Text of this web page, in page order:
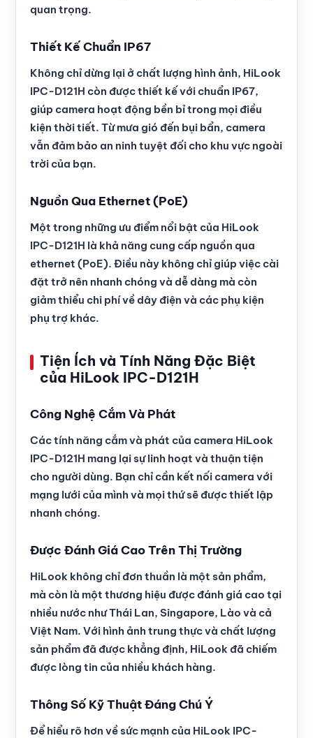
quan trọng.
Thiết Kế Chuẩn IP67
Không chỉ dừng lại ở chất lượng hình ảnh, HiLook
IPC-D121H còn được thiết kế với chuẩn IP67,
giúp camera hoạt động bền bỉ trong mọi điều
kiện thời tiết. Từ mưa gió đến bụi bẩn, camera
vẫn đảm bảo an ninh tuyệt đối cho khu vực ngoài
trời của bạn.
Nguồn Qua Ethernet (PoE)
Một trong những ưu điểm nổi bật của HiLook
IPC-D121H là khả năng cung cấp nguồn qua
ethernet (PoE). Điều này không chỉ giúp việc cài
đặt trở nên nhanh chóng và dễ dàng mà còn
giảm thiểu chi phí về dây điện và các phụ kiện
phụ trợ khác.
Tiện Ích và Tính Năng Đặc Biệt
của HiLook IPC-D121H
Công Nghệ Cắm Và Phát
Các tính năng cắm và phát của camera HiLook
IPC-D121H mang lại sự linh hoạt và thuận tiện
cho người dùng. Bạn chỉ cần kết nối camera với
mạng lưới của mình và mọi thứ sẽ được thiết lập
nhanh chóng.
Được Đánh Giá Cao Trên Thị Trường
HiLook không chỉ đơn thuần là một sản phẩm,
mà còn là một thương hiệu được đánh giá cao tại
nhiều nước như Thái Lan, Singapore, Lào và cả
Việt Nam. Với hình ảnh trung thực và chất lượng
sản phẩm đã được khẳng định, HiLook đã chiếm
được lòng tin của nhiều khách hàng.
Thông Số Kỹ Thuật Đáng Chú Ý
Để hiểu rõ hơn về sức mạnh của HiLook IPC-